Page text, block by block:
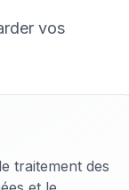
vos
traitement des